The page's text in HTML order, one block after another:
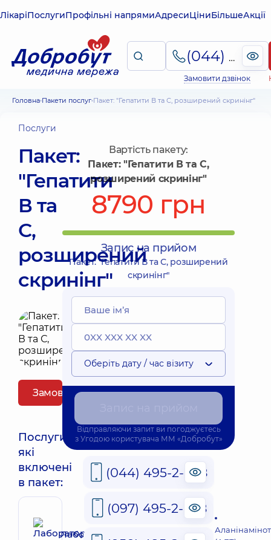
ЛікаріПослугиПрофільні напрямиАдресиЦіниБільшеАкції
(044) 495-2-888
Замовити дзвінок
Головна Пакети послуг Пакет: "Гепатити В та С, розширений скринінг"
Послуги
Пакет:
"Гепатити
В та
С,
розширений
скринінг"
Замовити пакет
Послуги,
які
включені
в пакет:
Лабораторна діагностика
Вартість пакету:
Пакет: "Гепатити В та С,
розширений скринінг"
8790 грн
Запис на прийом
Пакет: "Гепатити В та С, розширений
скринінг"
Оберіть дату / час візиту
Відправляючи запит ви погоджуєтесь
з Угодою користувача ММ «Добробут»
(044) 495-2-888
(097) 495-2-888